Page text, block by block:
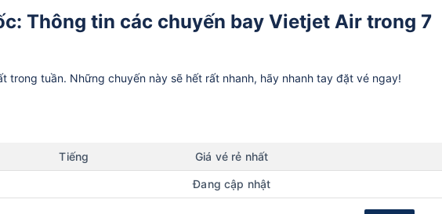
Thông tin các chuyến bay Vietjet Air trong 7
trong tuần. Những chuyến này sẽ hết rất nhanh, hãy nhanh tay đặt vé ngay!
Tiếng Giá vé rẻ nhất
Đang cập nhật